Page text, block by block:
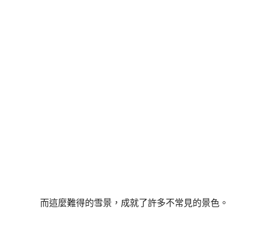
而這麼難得的雪景，成就了許多不常見的景色。